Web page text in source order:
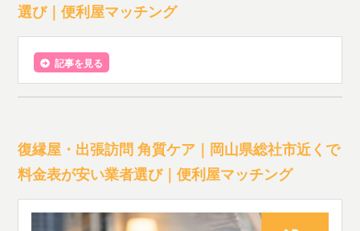
選び｜便利屋マッチング
記事を見る
復縁屋・出張訪問 角質ケア｜岡山県総社市近くで
料金表が安い業者選び｜便利屋マッチング